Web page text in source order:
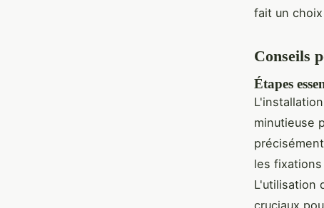
fait un
Conseils
Étapes
minutieuse
les
L'utilisation
cruciaux